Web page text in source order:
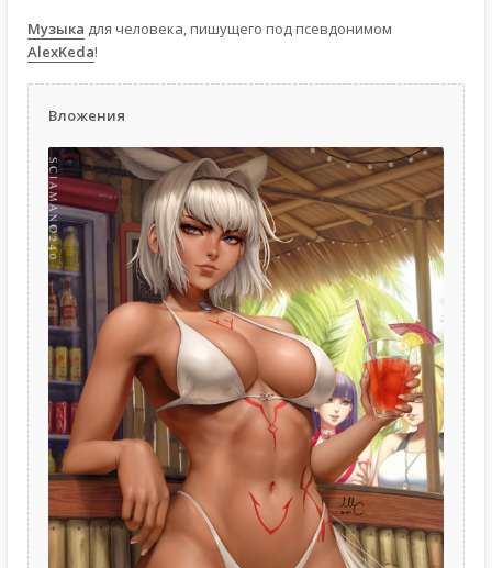
Музыка для человека, пишущего под псевдонимом
AlexKeda!
Вложения